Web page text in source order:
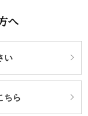
へ
い
ちら